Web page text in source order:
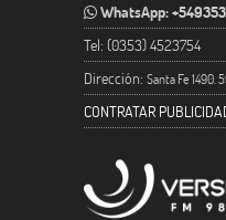
WhatsApp:
Tel: (0353) 4523754
Dirección: Santa Fe 1490.
CONTRATAR